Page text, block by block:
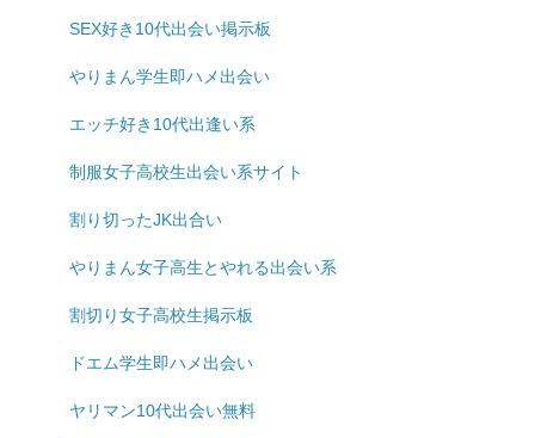
SEX好き10代出会い掲示板
やりまん学生即ハメ出会い
エッチ好き10代出逢い系
制服女子高校生出会い系サイト
割り切ったJK出合い
やりまん女子高生とやれる出会い系
割切り女子高校生掲示板
ドエム学生即ハメ出会い
ヤリマン10代出会い無料